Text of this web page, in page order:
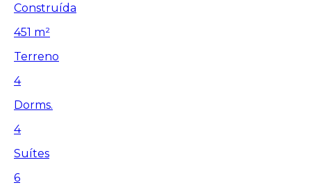
Construída
451 m²
Terreno
4
Dorms.
4
Suítes
6